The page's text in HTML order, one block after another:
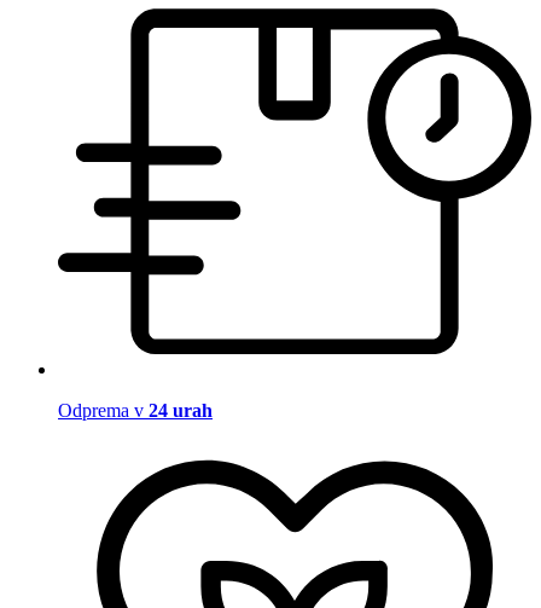
Odprema v 24 urah